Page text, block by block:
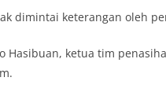
dimintai keterangan oleh
ketua tim